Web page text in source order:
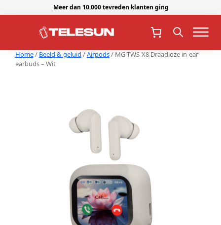
Meer dan 10.000 tevreden klanten gingen je voor.
Home/ Beeld & geluid /Airpods/ MG-TWS-X8 Draadloze in-ear
earbuds – Wit